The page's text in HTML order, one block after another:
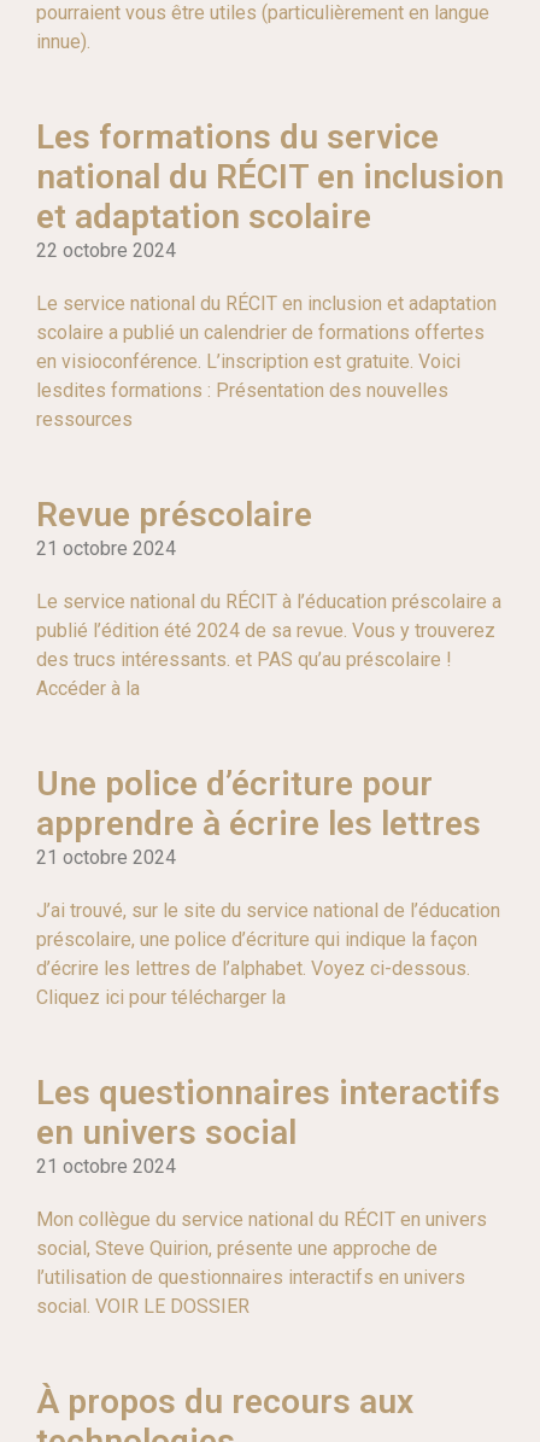
pourraient vous être utiles (particulièrement en langue
innue).
Les formations du service
national du RÉCIT en inclusion
et adaptation scolaire
22 octobre 2024
Le service national du RÉCIT en inclusion et adaptation
scolaire a publié un calendrier de formations offertes
en visioconférence. L’inscription est gratuite. Voici
lesdites formations : Présentation des nouvelles
ressources
Revue préscolaire
21 octobre 2024
Le service national du RÉCIT à l’éducation préscolaire a
publié l’édition été 2024 de sa revue. Vous y trouverez
des trucs intéressants. et PAS qu’au préscolaire !
Accéder à la
Une police d’écriture pour
apprendre à écrire les lettres
21 octobre 2024
J’ai trouvé, sur le site du service national de l’éducation
préscolaire, une police d’écriture qui indique la façon
d’écrire les lettres de l’alphabet. Voyez ci-dessous.
Cliquez ici pour télécharger la
Les questionnaires interactifs
en univers social
21 octobre 2024
Mon collègue du service national du RÉCIT en univers
social, Steve Quirion, présente une approche de
l’utilisation de questionnaires interactifs en univers
social. VOIR LE DOSSIER
À propos du recours aux